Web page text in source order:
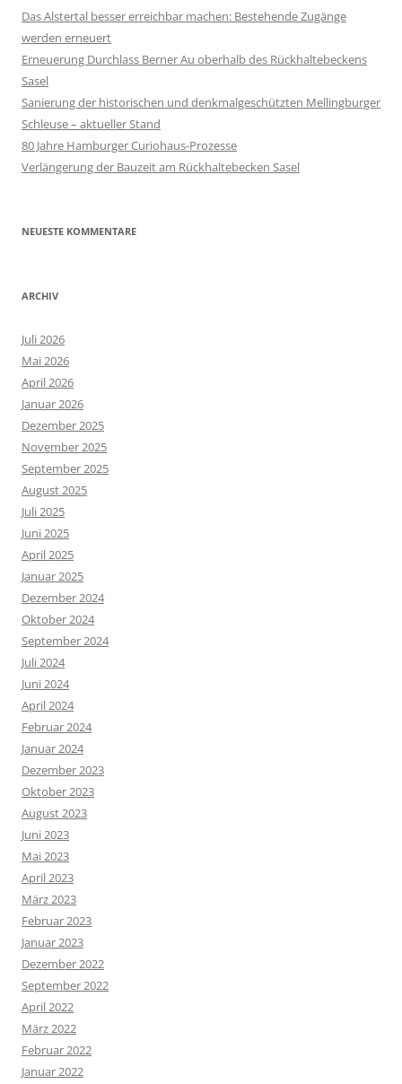
Das Alstertal besser erreichbar machen: Bestehende Zugänge
werden erneuert
Erneuerung Durchlass Berner Au oberhalb des Rückhalte­beckens
Sasel
Sanierung der historischen und denkmalgeschützten Mellingburger
Schleuse – aktueller Stand
80 Jahre Hamburger Curiohaus-Prozesse
Verlängerung der Bauzeit am Rückhaltebecken Sasel
NEUESTE KOMMENTARE
ARCHIV
Juli 2026
Mai 2026
April 2026
Januar 2026
Dezember 2025
November 2025
September 2025
August 2025
Juli 2025
Juni 2025
April 2025
Januar 2025
Dezember 2024
Oktober 2024
September 2024
Juli 2024
Juni 2024
April 2024
Februar 2024
Januar 2024
Dezember 2023
Oktober 2023
August 2023
Juni 2023
Mai 2023
April 2023
März 2023
Februar 2023
Januar 2023
Dezember 2022
September 2022
April 2022
März 2022
Februar 2022
Januar 2022